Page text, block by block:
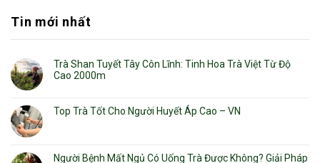
Tin mới nhất
Trà Shan Tuyết Tây Côn Lĩnh: Tinh Hoa Trà Việt Từ Độ
Cao 2000m
Top Trà Tốt Cho Người Huyết Áp Cao – VN
Người Bệnh Mất Ngủ Có Uống Trà Được Không? Giải Pháp